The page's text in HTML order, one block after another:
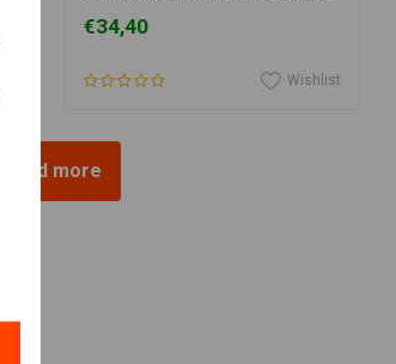
€34,40
Wishlist
Load more